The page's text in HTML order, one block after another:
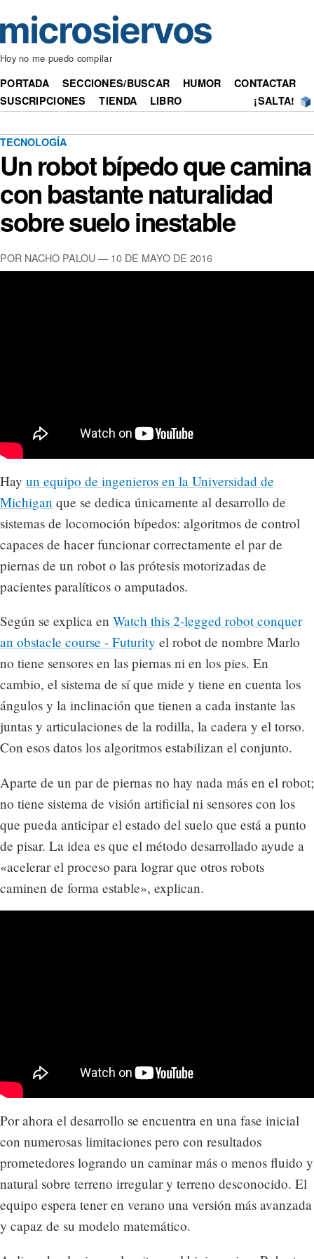
Hoy no me puedo compilar
PORTADA SECCIONES/BUSCAR HUMOR
CONTACTAR
SUSCRIPCIONES
TIENDA LIBRO ¡SALTA!
TECNOLOGÍA
Un robot bípedo que camina
con bastante naturalidad
sobre suelo inestable
POR NACHO PALOU — 10 DE MAYO DE 2016
Hay un equipo de ingenieros en la Universidad de
Michigan que se dedica únicamente al desarrollo de
sistemas de locomoción bípedos: algoritmos de control
capaces de hacer funcionar correctamente el par de
piernas de un robot o las prótesis motorizadas de
pacientes paralíticos o amputados.
Según se explica en Watch this 2-legged robot conquer
an obstacle course - Futurity el robot de nombre Marlo
no tiene sensores en las piernas ni en los pies. En
cambio, el sistema de sí que mide y tiene en cuenta los
ángulos y la inclinación que tienen a cada instante las
juntas y articulaciones de la rodilla, la cadera y el torso.
Con esos datos los algoritmos estabilizan el conjunto.
Aparte de un par de piernas no hay nada más en el robot;
no tiene sistema de visión artificial ni sensores con los
que pueda anticipar el estado del suelo que está a punto
de pisar. La idea es que el método desarrollado ayude a
«acelerar el proceso para lograr que otros robots
caminen de forma estable», explican.
Por ahora el desarrollo se encuentra en una fase inicial
con numerosas limitaciones pero con resultados
prometedores logrando un caminar más o menos fluido y
natural sobre terreno irregular y terreno desconocido. El
equipo espera tener en verano una versión más avanzada
y capaz de su modelo matemático.